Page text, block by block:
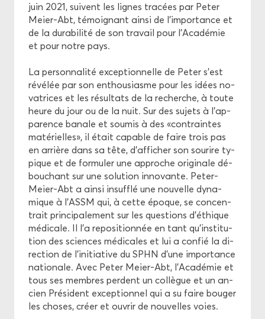
juin 2021, suivent les lignes tra­cées par Peter
Meier-​Abt, té­moi­gnant ainsi de l'im­por­tance et
de la du­ra­bi­li­té de son tra­vail pour l'Aca­dé­mie
et pour notre pays.
La per­son­na­li­té ex­cep­tion­nelle de Peter s’est
ré­vé­lée par son en­thou­siasme pour les idées no­
va­trices et les ré­sul­tats de la re­cherche, à toute
heure du jour ou de la nuit. Sur des su­jets à l’ap­
pa­rence ba­nale et sou­mis à des «contraintes
ma­té­rielles», il était ca­pable de faire trois pas
en ar­rière dans sa tête, d’af­fi­cher son sou­rire ty­
pique et de for­mu­ler une ap­proche ori­gi­nale dé­
bou­chant sur une so­lu­tion in­no­vante. Peter-​
Meier-Abt a ainsi in­suf­flé une nou­velle dy­na­
mique à l'ASSM qui, à cette époque, se concen­
trait prin­ci­pa­le­ment sur les ques­tions d'éthique
mé­di­cale. Il l'a re­po­si­tion­née en tant qu'ins­ti­tu­
tion des sciences mé­di­cales et lui a confié la di­
rec­tion de l’ini­tia­tive du SPHN d'une im­por­tance
na­tio­nale. Avec Peter Meier-​Abt, l’Aca­dé­mie et
tous ses membres perdent un col­lègue et un an­
cien Pré­sident ex­cep­tion­nel qui a su faire bou­ger
les choses, créer et ou­vrir de nou­velles voies.